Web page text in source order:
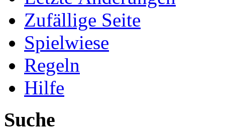
Zufällige Seite
Spielwiese
Regeln
Hilfe
Suche